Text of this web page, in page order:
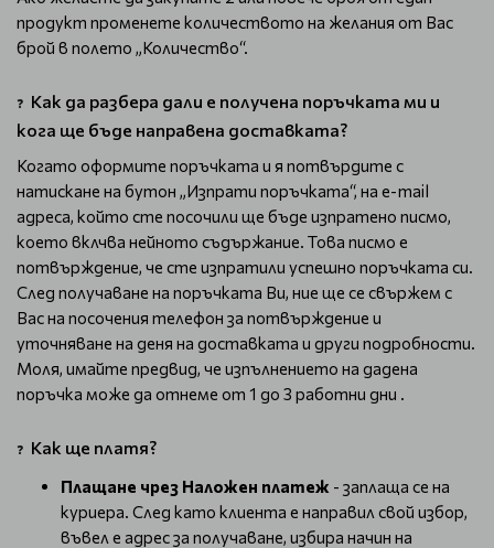
продукт променете количеството на желания от Вас
брой в полето „Количество“.
❓ Как да разбера дали е получена поръчката ми и
кога ще бъде направена доставката?
Когато оформите поръчката и я потвърдите с
натискане на бутон „Изпрати поръчката“, на e-mail
адреса, който сте посочили ще бъде изпратено писмо,
което вклчва нейното съдържание. Това писмо е
потвърждение, че сте изпратили успешно поръчката си.
След получаване на поръчката Ви, ние ще се свържем с
Вас на посочения телефон за потвърждение и
уточняване на деня на доставката и други подробности.
Моля, имайте предвид, че изпълнението на дадена
поръчка може да отнеме от 1 до 3 работни дни .
❓ Как ще платя?
Плащане чрез Наложен платеж - заплаща се на
куриера. След като клиента е направил свой избор,
въвел е адрес за получаване, избира начин на